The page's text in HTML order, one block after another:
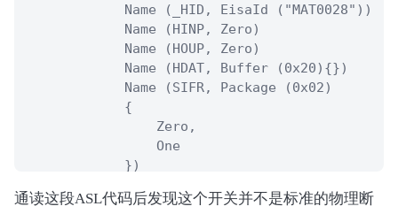
Name (_HID, EisaId ("MAT0028"))
            Name (HINP, Zero)
            Name (HOUP, Zero)
            Name (HDAT, Buffer (0x20){})
            Name (SIFR, Package (0x02)
            {
                Zero,
                One
            })
            Name (WNSW, One)
通读这段ASL代码后发现这个开关并不是标准的物理断